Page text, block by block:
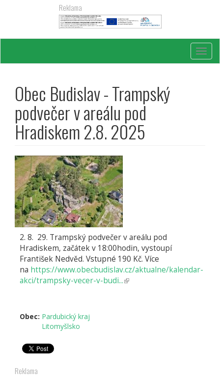
Reklama
Obec Budislav - Trampský
podvečer v areálu pod
Hradiskem 2.8. 2025
2. 8. 29. Trampský podvečer v areálu pod
Hradiskem, začátek v 18:00hodin, vystoupí
František Nedvěd. Vstupné 190 Kč. Více
na https://www.obecbudislav.cz/aktualne/kalendar-
akci/trampsky-vecer-v-budi...(odkaz
Obec: Pardubický kraj
Litomyšlsko
Reklama